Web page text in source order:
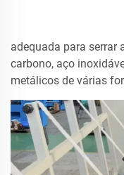
adequada para serrar
carbono, aço
metálicos de várias